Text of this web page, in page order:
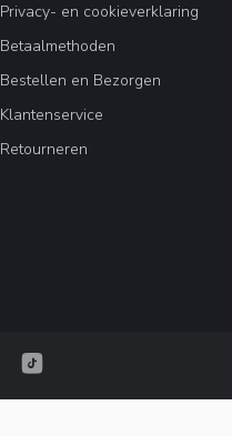
Privacy- en cookieverklaring
Betaalmethoden
Bestellen en Bezorgen
Klantenservice
Retourneren